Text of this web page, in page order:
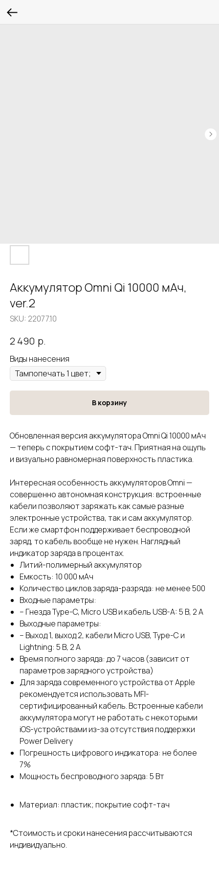
Аккумулятор Omni Qi 10000 мАч,
ver.2
SKU: 22077.10
2 490 р.
Виды нанесения
В корзину
Обновленная версия аккумулятора Omni Qi 10000 мАч
— теперь с покрытием софт-тач. Приятная на ощупь
и визуально равномерная поверхность пластика.
Интересная особенность аккумуляторов Omni —
совершенно автономная конструкция: встроенные
кабели позволяют заряжать как самые разные
электронные устройства, так и сам аккумулятор.
Если же смартфон поддерживает беспроводной
заряд, то кабель вообще не нужен. Наглядный
индикатор заряда в процентах.
Литий-полимерный аккумулятор
Емкость: 10 000 мАч
Количество циклов заряда-разряда: не менее 500
Входные параметры:
– Гнезда Type-C, Micro USB и кабель USB-A: 5 В, 2 A
Выходные параметры:
– Выход 1, выход 2, кабели Micro USB, Type-C и
Lightning: 5 В, 2 А
Время полного заряда: до 7 часов (зависит от
параметров зарядного устройства)
Для заряда современного устройства от Apple
рекомендуется использовать MFI-
сертифицированный кабель. Встроенные кабели
аккумулятора могут не работать с некоторыми
iOS-устройствами из-за отсутствия поддержки
Power Delivery
Погрешность цифрового индикатора: не более
7%
Мощность беспроводного заряда: 5 Вт
Материал: пластик; покрытие софт-тач
*Стоимость и сроки нанесения рассчитываются
индивидуально.